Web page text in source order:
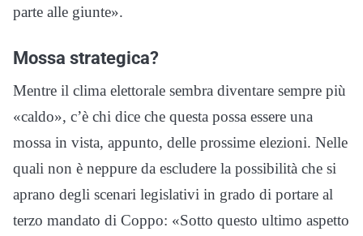
parte alle giunte».
Mossa strategica?
Mentre il clima elettorale sembra diventare sempre più
«caldo», c’è chi dice che questa possa essere una
mossa in vista, appunto, delle prossime elezioni. Nelle
quali non è neppure da escludere la possibilità che si
aprano degli scenari legislativi in grado di portare al
terzo mandato di Coppo: «Sotto questo ultimo aspetto